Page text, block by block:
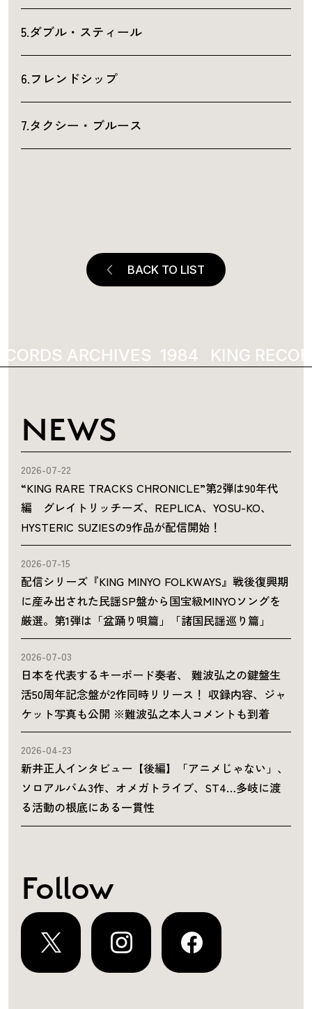
5.ダブル・スティール
6.フレンドシップ
7.タクシー・ブルース
BACK TO LIST
ARCHIVES KING
NEWS
2026-07-22
“KING RARE TRACKS CHRONICLE”第2弾は90年代
編 グレイトリッチーズ、REPLICA、YOSU-KO、
HYSTERIC SUZIESの9作品が配信開始！
2026-07-15
配信シリーズ『KING MINYO FOLKWAYS』戦後復興期
に産み出された民謡SP盤から国宝級MINYOソングを
厳選。第1弾は「盆踊り唄篇」「諸国民謡巡り篇」
2026-07-03
日本を代表するキーボード奏者、 難波弘之の鍵盤生
活50周年記念盤が2作同時リリース！ 収録内容、ジャ
ケット写真も公開 ※難波弘之本人コメントも到着
2026-04-23
新井正人インタビュー【後編】「アニメじゃない」、
ソロアルバム3作、オメガトライブ、ST4…多岐に渡
る活動の根底にある一貫性
Follow